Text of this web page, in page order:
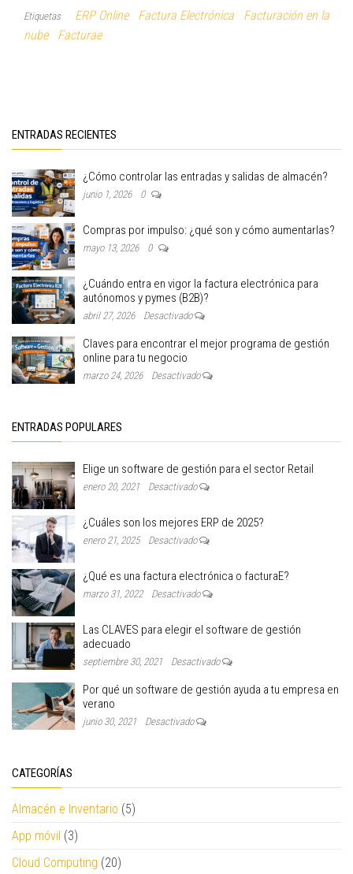
Etiquetas ERP Online Factura Electrónica
Facturación en la
nube
Facturae
ENTRADAS RECIENTES
¿Cómo controlar las entradas y salidas de almacén?
junio 1, 2026 0
Compras por impulso: ¿qué son y cómo aumentarlas?
mayo 13, 2026 0
¿Cuándo entra en vigor la factura electrónica para
autónomos y pymes (B2B)?
abril 27, 2026 Desactivado
Claves para encontrar el mejor programa de gestión
online para tu negocio
marzo 24, 2026 Desactivado
ENTRADAS POPULARES
Elige un software de gestión para el sector Retail
enero 20, 2021 Desactivado
¿Cuáles son los mejores ERP de 2025?
enero 21, 2025 Desactivado
¿Qué es una factura electrónica o facturaE?
marzo 31, 2022 Desactivado
Las CLAVES para elegir el software de gestión
adecuado
septiembre 30, 2021 Desactivado
Por qué un software de gestión ayuda a tu empresa en
verano
junio 30, 2021 Desactivado
CATEGORÍAS
Almacén e Inventario (5)
App móvil (3)
Cloud Computing (20)